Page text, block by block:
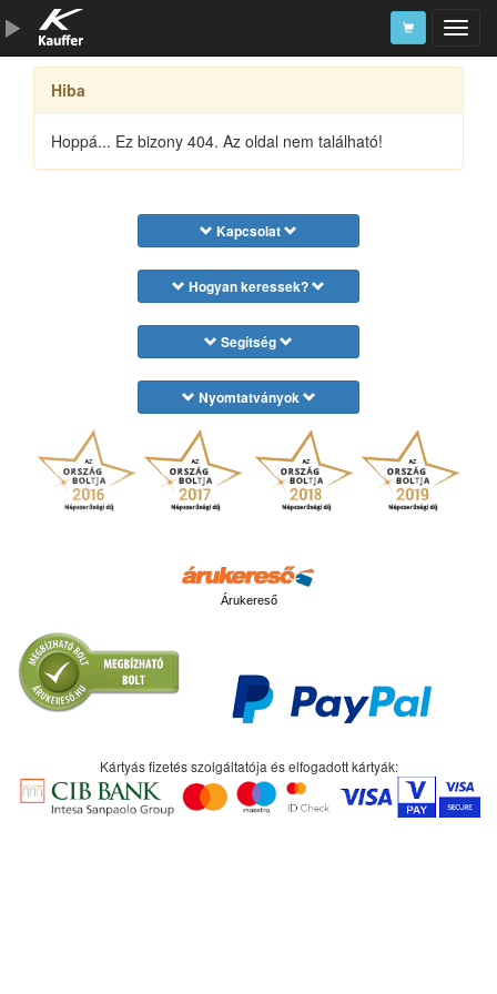
Szerszámkatalógus
Kosár
Alkatrészek
Hiba
Hoppá... Ez bizony 404. Az oldal nem található!
Kapcsolat
Hogyan keressek?
Segítség
Nyomtatványok
Árukereső
Kártyás fizetés szolgáltatója és elfogadott kártyák: